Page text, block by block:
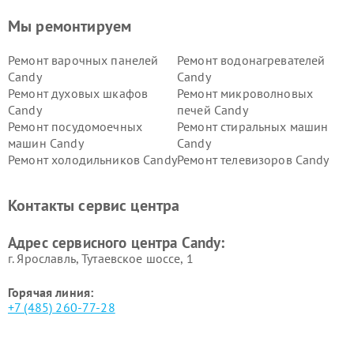
Мы ремонтируем
Ремонт варочных панелей
Candy
Ремонт водонагревателей
Candy
Ремонт духовых шкафов
Candy
Ремонт микроволновых
печей Candy
Ремонт посудомоечных
машин Candy
Ремонт стиральных машин
Candy
Ремонт холодильников CandyРемонт телевизоров Candy
Контакты сервис центра
Адрес сервисного центра Candy:
г. Ярославль, Тутаевское шоссе, 1
Горячая линия:
+7 (485) 260-77-28